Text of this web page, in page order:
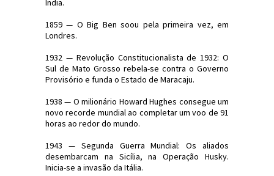
Índia.
1859 — O Big Ben soou pela primeira vez, em
Londres.
1932 — Revolução Constitucionalista de 1932: O
Sul de Mato Grosso rebela-se contra o Governo
Provisório e funda o Estado de Maracaju.
1938 — O milionário Howard Hughes consegue um
novo recorde mundial ao completar um voo de 91
horas ao redor do mundo.
1943 — Segunda Guerra Mundial: Os aliados
desembarcam na Sicília, na Operação Husky.
Inicia-se a invasão da Itália.